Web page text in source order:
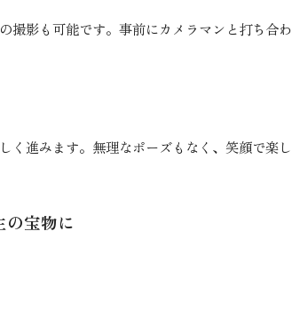
影も可能です。事前にカメラマンと打ち合わ
進みます。無理なポーズもなく、笑顔で楽し
の宝物に